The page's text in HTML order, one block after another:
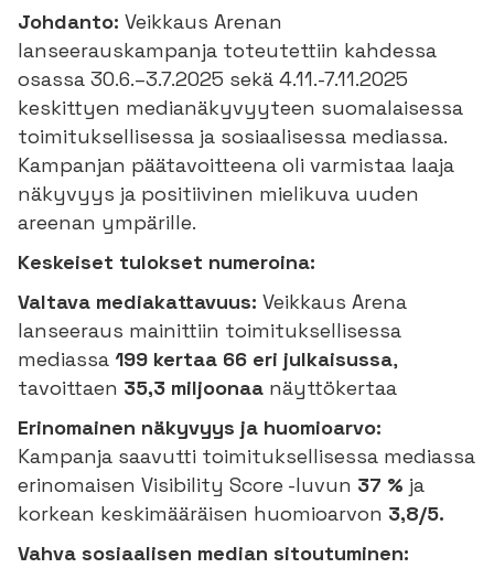
Johdanto: Veikkaus Arenan
lanseerauskampanja toteutettiin kahdessa
osassa 30.6.–3.7.2025 sekä 4.11.-7.11.2025
keskittyen medianäkyvyyteen suomalaisessa
toimituksellisessa ja sosiaalisessa mediassa.
Kampanjan päätavoitteena oli varmistaa laaja
näkyvyys ja positiivinen mielikuva uuden
areenan ympärille.
Keskeiset tulokset numeroina:
Valtava mediakattavuus: Veikkaus Arena
lanseeraus mainittiin toimituksellisessa
mediassa 199 kertaa 66 eri julkaisussa,
tavoittaen 35,3 miljoonaa näyttökertaa
Erinomainen näkyvyys ja huomioarvo:
Kampanja saavutti toimituksellisessa mediassa
erinomaisen Visibility Score -luvun 37 % ja
korkean keskimääräisen huomioarvon 3,8/5.
Vahva sosiaalisen median sitoutuminen: